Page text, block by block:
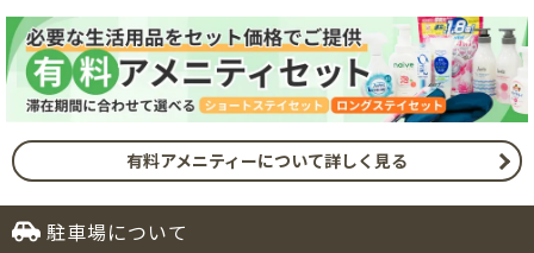
有料アメニティーについて詳しく見る
駐車場について